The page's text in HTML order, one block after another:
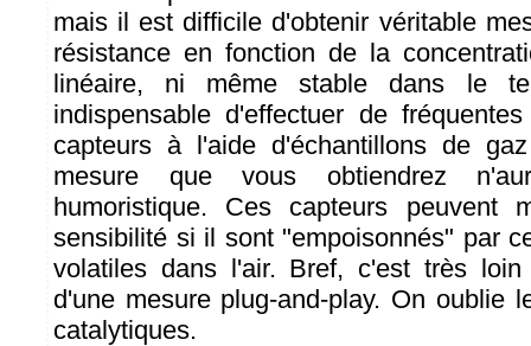
mais il est difficile d'obtenir véritable
résistance en fonction de la
linéaire, ni même stable dans le
indispensable d'effectuer de
capteurs à l'aide d'échantillons de
mesure que vous obtiendrez
humoristique. Ces capteurs peuvent
sensibilité si il sont "empoisonnés" par
volatiles dans l'air. Bref, c'est très
d'une mesure plug-and-play. On oublie
catalytiques.